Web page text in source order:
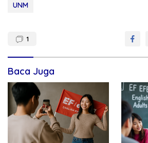
UNM
1
Baca Juga